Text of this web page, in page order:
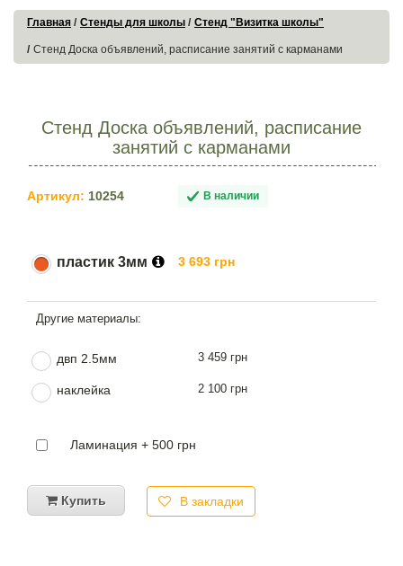
Главная Стенды для школы Стенд "Визитка школы"
Стенд Доска объявлений, расписание занятий с карманами
Стенд Доска объявлений, расписание
занятий с карманами
Артикул: 10254 В наличии
пластик 3мм 3 693 грн
двп 2.5мм 3 459 грн
наклейка 2 100 грн
Ламинация + 500 грн
Купить В закладки